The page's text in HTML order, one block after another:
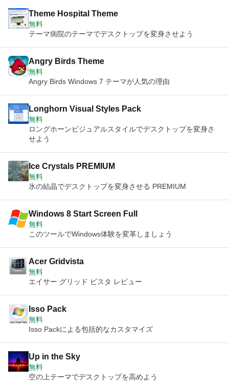
Theme Hospital Theme
無料
テーマ病院のテーマでデスクトップを変身させよう
Angry Birds Theme
無料
Angry Birds Windows 7 テーマが人気の理由
Longhorn Visual Styles Pack
無料
ロングホーンビジュアルスタイルでデスクトップを変身さ
せよう
Ice Crystals PREMIUM
無料
氷の結晶でデスクトップを変身させる PREMIUM
Windows 8 Start Screen Full
無料
このツールでWindows体験を変革しましょう
Acer Gridvista
無料
エイサー グリッド ビスタ レビュー
Isso Pack
無料
Isso Packによる包括的なカスタマイズ
Up in the Sky
無料
空の上テーマでデスクトップを高めよう